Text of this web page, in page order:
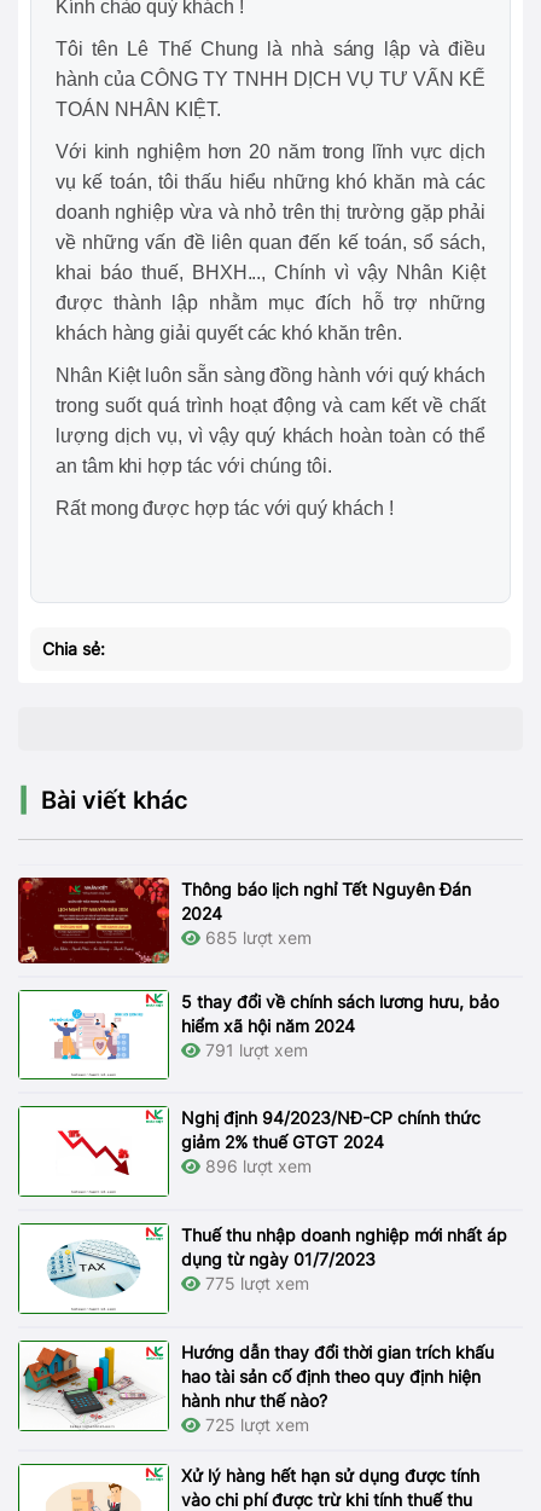
Kính chào quý khách !
Tôi tên Lê Thế Chung là nhà sáng lập và điều
hành của CÔNG TY TNHH DỊCH VỤ TƯ VẤN KẾ
TOÁN NHÂN KIỆT.
Với kinh nghiệm hơn 20 năm trong lĩnh vực dịch
vụ kế toán, tôi thấu hiểu những khó khăn mà các
doanh nghiệp vừa và nhỏ trên thị trường gặp phải
về những vấn đề liên quan đến kế toán, sổ sách,
khai báo thuế, BHXH..., Chính vì vậy Nhân Kiệt
được thành lập nhằm mục đích hỗ trợ những
khách hàng giải quyết các khó khăn trên.
Nhân Kiệt luôn sẵn sàng đồng hành với quý khách
trong suốt quá trình hoạt động và cam kết về chất
lượng dịch vụ, vì vậy quý khách hoàn toàn có thể
an tâm khi hợp tác với chúng tôi.
Rất mong được hợp tác với quý khách !
Chia sẻ:
Bài viết khác
Thông báo lịch nghỉ Tết Nguyên Đán
2024
685 lượt xem
5 thay đổi về chính sách lương hưu, bảo
hiểm xã hội năm 2024
791 lượt xem
Nghị định 94/2023/NĐ-CP chính thức
giảm 2% thuế GTGT 2024
896 lượt xem
Thuế thu nhập doanh nghiệp mới nhất áp
dụng từ ngày 01/7/2023
775 lượt xem
Hướng dẫn thay đổi thời gian trích khấu
hao tài sản cố định theo quy định hiện
hành như thế nào?
725 lượt xem
Xử lý hàng hết hạn sử dụng được tính
vào chi phí được trừ khi tính thuế thu